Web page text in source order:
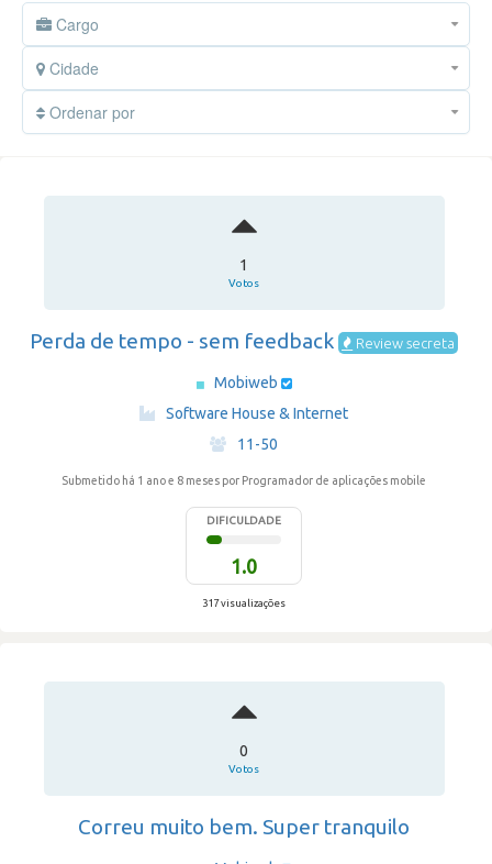
Cargo
Cidade
Ordenar por
1
Votos
Perda de tempo - sem feedback Review secreta
Mobiweb
Software House & Internet
·
11-50
Submetido há 1 ano e 8 meses por Programador de aplicações mobile
DIFICULDADE
1.0
317 visualizações
0
Votos
Correu muito bem. Super tranquilo